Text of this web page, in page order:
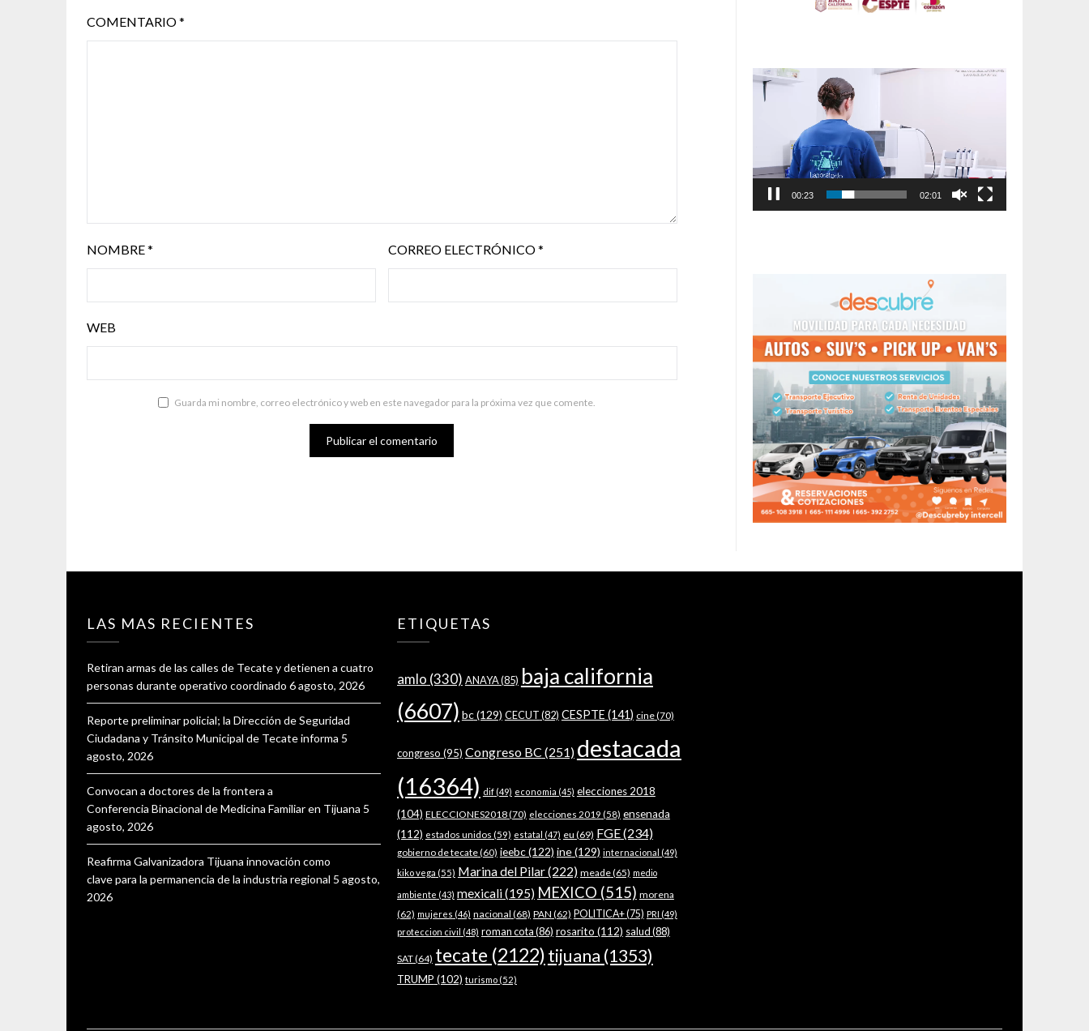
COMENTARIO*
NOMBRE* CORREO ELECTRÓNICO*
WEB
Guarda mi nombre, correo electrónico y web en este navegador para la próxima vez que comente.
Reproductor
de
00:24 02:01
LAS MAS RECIENTES
Retiran armas de las calles de Tecate y detienen a cuatro
personas durante operativo coordinado 6 agosto, 2026
Reporte preliminar policial; la Dirección de Seguridad
Ciudadana y Tránsito Municipal de Tecate informa 5
agosto, 2026
Convocan a doctores de la frontera a
Conferencia Binacional de Medicina Familiar en Tijuana 5
agosto, 2026
Reafirma Galvanizadora Tijuana innovación como
clave para la permanencia de la industria regional 5 agosto,
2026
ETIQUETAS
amlo (330) ANAYA(85) baja california
(6607) bc(129) CECUT(82) CESPTE (141) cine(70)
congreso (95) Congreso BC (251) destacada
(16364) dif(49) economia (45) elecciones 2018
(104) ELECCIONES2018(70) elecciones 2019 (58) ensenada
(112) estados unidos (59) estatal (47) eu (69) FGE(234)
gobierno de tecate(60) ieebc(122) ine(129) internacional (49)
kiko vega (55) Marina del Pilar(222) meade(65) medio
ambiente (43) mexicali(195) MEXICO (515) morena
(62) mujeres (46) nacional (68) PAN (62) POLITICA+(75) PRI (49)
proteccion civil (48) roman cota(86) rosarito (112) salud(88)
SAT(64) tecate (2122) tijuana (1353)
TRUMP (102) turismo(52)